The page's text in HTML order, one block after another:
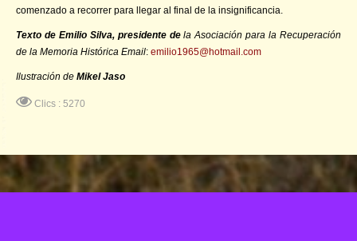
comenzado a recorrer para llegar al final de la insignificancia.
Texto de Emilio Silva, presidente dela Asociación para la Recuperación
de la Memoria Histórica Email: emilio1965@hotmail.com
Ilustración de Mikel Jaso
Clics : 5270